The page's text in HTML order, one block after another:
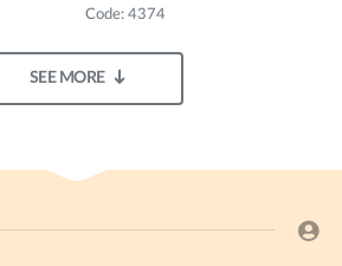
Code: 4374
SEE MORE